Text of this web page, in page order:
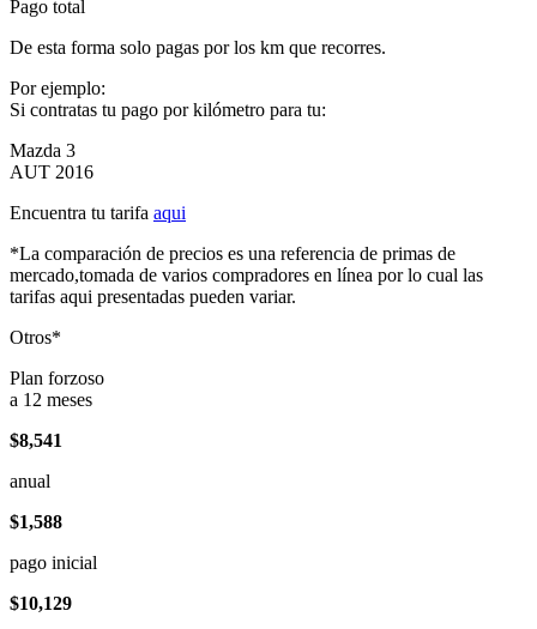
Pago total
De esta forma solo pagas por los km que recorres.
Por ejemplo:
Si contratas tu pago por kilómetro para tu:
Mazda 3
AUT 2016
Encuentra tu tarifa aqui
*La comparación de precios es una referencia de primas de
mercado,tomada de varios compradores en línea por lo cual las
tarifas aqui presentadas pueden variar.
Otros*
Plan forzoso
a 12 meses
$8,541
anual
$1,588
pago inicial
$10,129